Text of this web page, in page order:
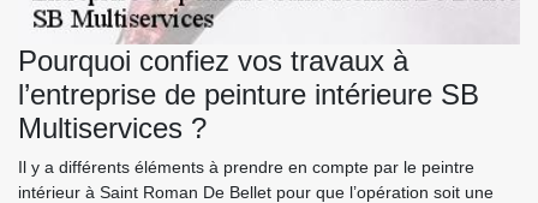
Pourquoi confiez vos travaux à
l’entreprise de peinture intérieure SB
Multiservices ?
Il y a différents éléments à prendre en compte par le peintre
intérieur à Saint Roman De Bellet pour que l’opération soit une